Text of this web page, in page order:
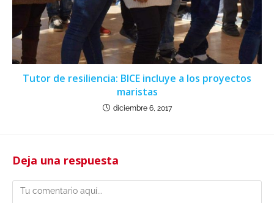
Tutor de resiliencia: BICE incluye a los proyectos
maristas
diciembre 6, 2017
Deja una respuesta